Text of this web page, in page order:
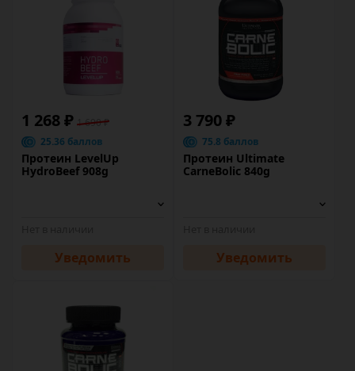
1 268 ₽ 1 690 ₽
25.36 баллов
Протеин LevelUp
HydroBeef 908g
Уведомить
3 790 ₽
75.8 баллов
Протеин Ultimate
CarneBolic 840g
Уведомить